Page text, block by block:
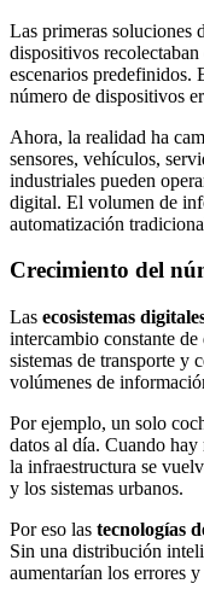
Las primeras soluciones
dispositivos
escenarios predefinidos.
número de dispositivos
Ahora, la realidad ha
sensores, vehículos,
industriales pueden
digital. El volumen de
automatización
Crecimiento del
Las ecosistemas
intercambio constante
sistemas de transporte y
volúmenes de
Por ejemplo, un solo
datos al día. Cuando
la infraestructura se
y los sistemas urbanos.
Por eso las tecnologías
Sin una distribución
aumentarían los errores y